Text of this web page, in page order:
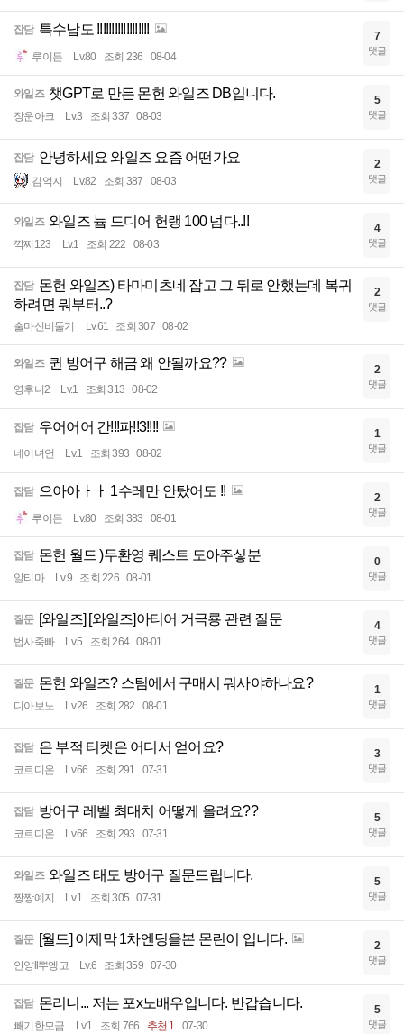
잡담 특수납도 !!!!!!!!!!!!!!!!!!
루이든 Lv.80 조회 236 08-04
7
댓글
와일즈 챗GPT로 만든 몬헌 와일즈 DB입니다.
장운아크 Lv.3 조회 337 08-03
5
댓글
잡담 안녕하세요 와일즈 요즘 어떤가요
김억지 Lv.82 조회 387 08-03
2
댓글
와일즈 와일즈 늅 드디어 헌랭 100 넘다..!!
깍찌123 Lv.1 조회 222 08-03
4
댓글
잡담 몬헌 와일즈) 타마미츠네 잡고 그 뒤로 안했는데 복귀
하려면 뭐부터..?
술마신비둘기 Lv.61 조회 307 08-02
2
댓글
와일즈 퀸 방어구 해금 왜 안될까요??
영후니2 Lv.1 조회 313 08-02
2
댓글
잡담 우어어어 간!!!파!!3!!!!
네이녀언 Lv.1 조회 393 08-02
1
댓글
잡담 으아아ㅏㅏ 1수레만 안탔어도 !!
루이든 Lv.80 조회 383 08-01
2
댓글
잡담 몬헌 월드 )두환영 퀘스트 도아주싷분
알티마 Lv.9 조회 226 08-01
0
댓글
질문 [와일즈] [와일즈]아티어 거극룡 관련 질문
법사죽빠 Lv.5 조회 264 08-01
4
댓글
질문 몬헌 와일즈? 스팀에서 구매시 뭐사야하나요?
디아보노 Lv.26 조회 282 08-01
1
댓글
잡담 은 부적 티켓은 어디서 얻어요?
코르디온 Lv.66 조회 291 07-31
3
댓글
잡담 방어구 레벨 최대치 어떻게 올려요??
코르디온 Lv.66 조회 293 07-31
5
댓글
와일즈 와일즈 태도 방어구 질문드립니다.
짱짱예지 Lv.1 조회 305 07-31
5
댓글
질문 [월드] 이제막 1차엔딩을본 몬린이 입니다.
안양ll뿌엥코 Lv.6 조회 359 07-30
2
댓글
잡담 몬리니... 저는 포x노배우입니다. 반갑습니다.
빼기한모금 Lv.1 조회 766 추천 1 07-30
5
댓글